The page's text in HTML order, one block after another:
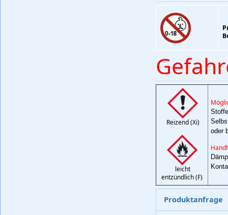
Reizend (Xi)
leicht
entzündlich (F)
oder
Produktanfrage